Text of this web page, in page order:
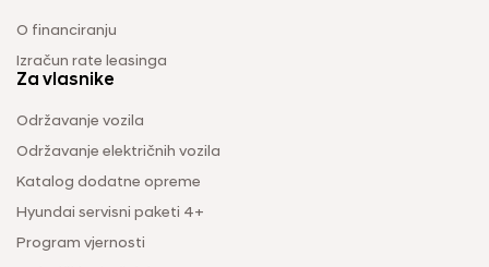
O financiranju
Izračun rate leasinga
Za vlasnike
Održavanje vozila
Održavanje električnih vozila
Katalog dodatne opreme
Hyundai servisni paketi 4+
Program vjernosti